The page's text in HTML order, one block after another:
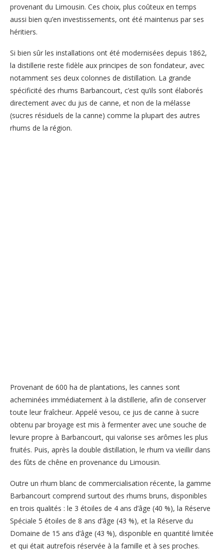
provenant du Limousin. Ces choix, plus coûteux en temps
aussi bien qu’en investissements, ont été maintenus par ses
héritiers.
Si bien sûr les installations ont été modernisées depuis 1862,
la distillerie reste fidèle aux principes de son fondateur, avec
notamment ses deux colonnes de distillation. La grande
spécificité des rhums Barbancourt, c’est qu’ils sont élaborés
directement avec du jus de canne, et non de la mélasse
(sucres résiduels de la canne) comme la plupart des autres
rhums de la région.
Provenant de 600 ha de plantations, les cannes sont
acheminées immédiatement à la distillerie, afin de conserver
toute leur fraîcheur. Appelé vesou, ce jus de canne à sucre
obtenu par broyage est mis à fermenter avec une souche de
levure propre à Barbancourt, qui valorise ses arômes les plus
fruités. Puis, après la double distillation, le rhum va vieillir dans
des fûts de chêne en provenance du Limousin.
Outre un rhum blanc de commercialisation récente, la gamme
Barbancourt comprend surtout des rhums bruns, disponibles
en trois qualités : le 3 étoiles de 4 ans d’âge (40 %), la Réserve
Spéciale 5 étoiles de 8 ans d’âge (43 %), et la Réserve du
Domaine de 15 ans d’âge (43 %), disponible en quantité limitée
et qui était autrefois réservée à la famille et à ses proches.